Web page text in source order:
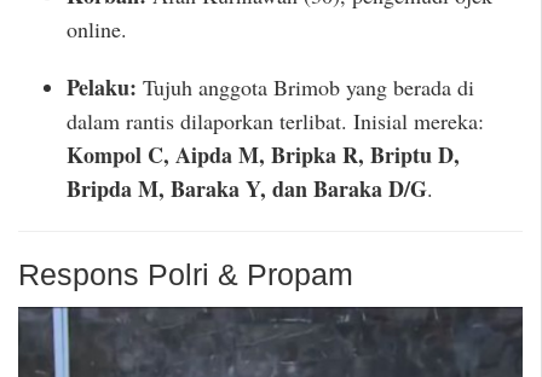
online.
Pelaku: Tujuh anggota Brimob yang berada di
dalam rantis dilaporkan terlibat. Inisial mereka:
Kompol C, Aipda M, Bripka R, Briptu D,
Bripda M, Baraka Y, dan Baraka D/G.
Respons Polri & Propam